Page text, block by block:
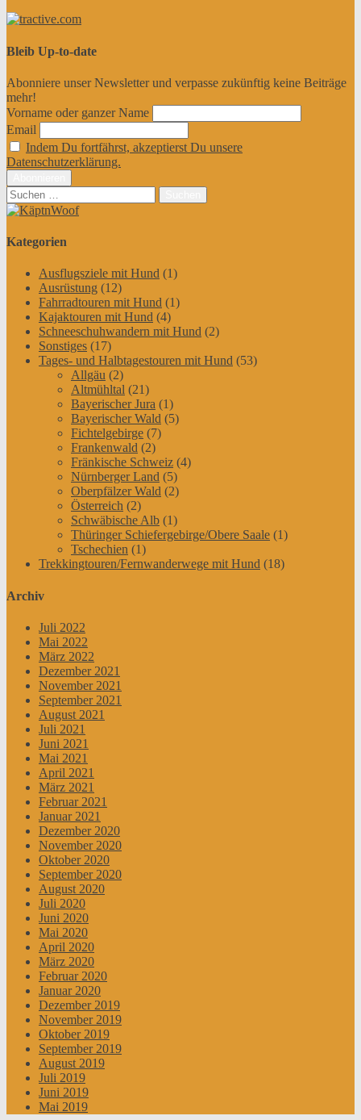
Bleib Up-to-date
Abonniere unser Newsletter und verpasse zukünftig keine Beiträge
mehr!
Vorname oder ganzer Name
Email
Indem Du fortfährst, akzeptierst Du unsere
Datenschutzerklärung.
Suchen
nach:
Kategorien
Ausflugsziele mit Hund (1)
Ausrüstung (12)
Fahrradtouren mit Hund (1)
Kajaktouren mit Hund (4)
Schneeschuhwandern mit Hund (2)
Sonstiges (17)
Tages- und Halbtagestouren mit Hund (53)
Allgäu (2)
Altmühltal (21)
Bayerischer Jura (1)
Bayerischer Wald (5)
Fichtelgebirge (7)
Frankenwald (2)
Fränkische Schweiz (4)
Nürnberger Land (5)
Oberpfälzer Wald (2)
Österreich (2)
Schwäbische Alb (1)
Thüringer Schiefergebirge/Obere Saale (1)
Tschechien (1)
Trekkingtouren/Fernwanderwege mit Hund (18)
Archiv
Juli 2022
Mai 2022
März 2022
Dezember 2021
November 2021
September 2021
August 2021
Juli 2021
Juni 2021
Mai 2021
April 2021
März 2021
Februar 2021
Januar 2021
Dezember 2020
November 2020
Oktober 2020
September 2020
August 2020
Juli 2020
Juni 2020
Mai 2020
April 2020
März 2020
Februar 2020
Januar 2020
Dezember 2019
November 2019
Oktober 2019
September 2019
August 2019
Juli 2019
Juni 2019
Mai 2019